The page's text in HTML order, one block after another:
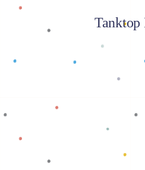
Tanktop
Baca